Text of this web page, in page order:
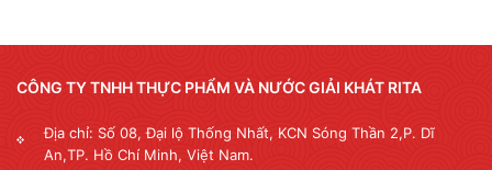
CÔNG TY TNHH THỰC PHẨM VÀ NƯỚC GIẢI KHÁT RITA
Địa chỉ: Số 08, Đại lộ Thống Nhất, KCN Sóng Thần 2,P. Dĩ
An,TP. Hồ Chí Minh, Việt Nam.